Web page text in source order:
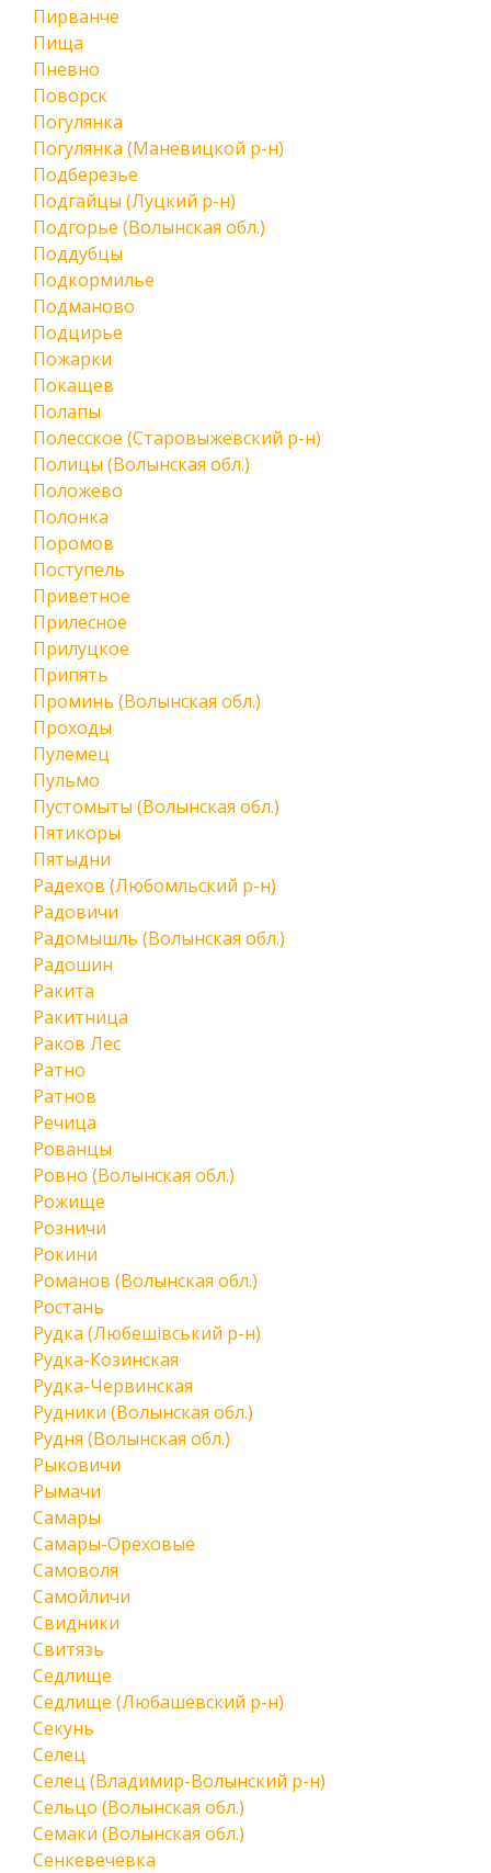
Пирванче
Пища
Пневно
Поворск
Погулянка
Погулянка (Маневицкой р-н)
Подберезье
Подгайцы (Луцкий р-н)
Подгорье (Волынская обл.)
Поддубцы
Подкормилье
Подманово
Подцирье
Пожарки
Покащев
Полапы
Полесское (Старовыжевский р-н)
Полицы (Волынская обл.)
Положево
Полонка
Поромов
Поступель
Приветное
Прилесное
Прилуцкое
Припять
Проминь (Волынская обл.)
Проходы
Пулемец
Пульмо
Пустомыты (Волынская обл.)
Пятикоры
Пятыдни
Радехов (Любомльский р-н)
Радовичи
Радомышль (Волынская обл.)
Радошин
Ракита
Ракитница
Раков Лес
Ратно
Ратнов
Речица
Рованцы
Ровно (Волынская обл.)
Рожище
Розничи
Рокини
Романов (Волынская обл.)
Ростань
Рудка (Любешівський р-н)
Рудка-Козинская
Рудка-Червинская
Рудники (Волынская обл.)
Рудня (Волынская обл.)
Рыковичи
Рымачи
Самары
Самары-Ореховые
Самоволя
Самойличи
Свидники
Свитязь
Седлище
Седлище (Любашевский р-н)
Секунь
Селец
Селец (Владимир-Волынский р-н)
Сельцо (Волынская обл.)
Семаки (Волынская обл.)
Сенкевечевка